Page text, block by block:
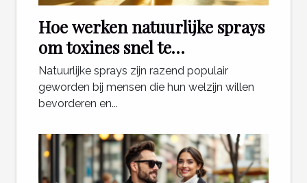
Hoe werken natuurlijke sprays
om toxines snel te
verwijderen?
Natuurlijke sprays zijn razend populair
geworden bij mensen die hun welzijn willen
bevorderen en...